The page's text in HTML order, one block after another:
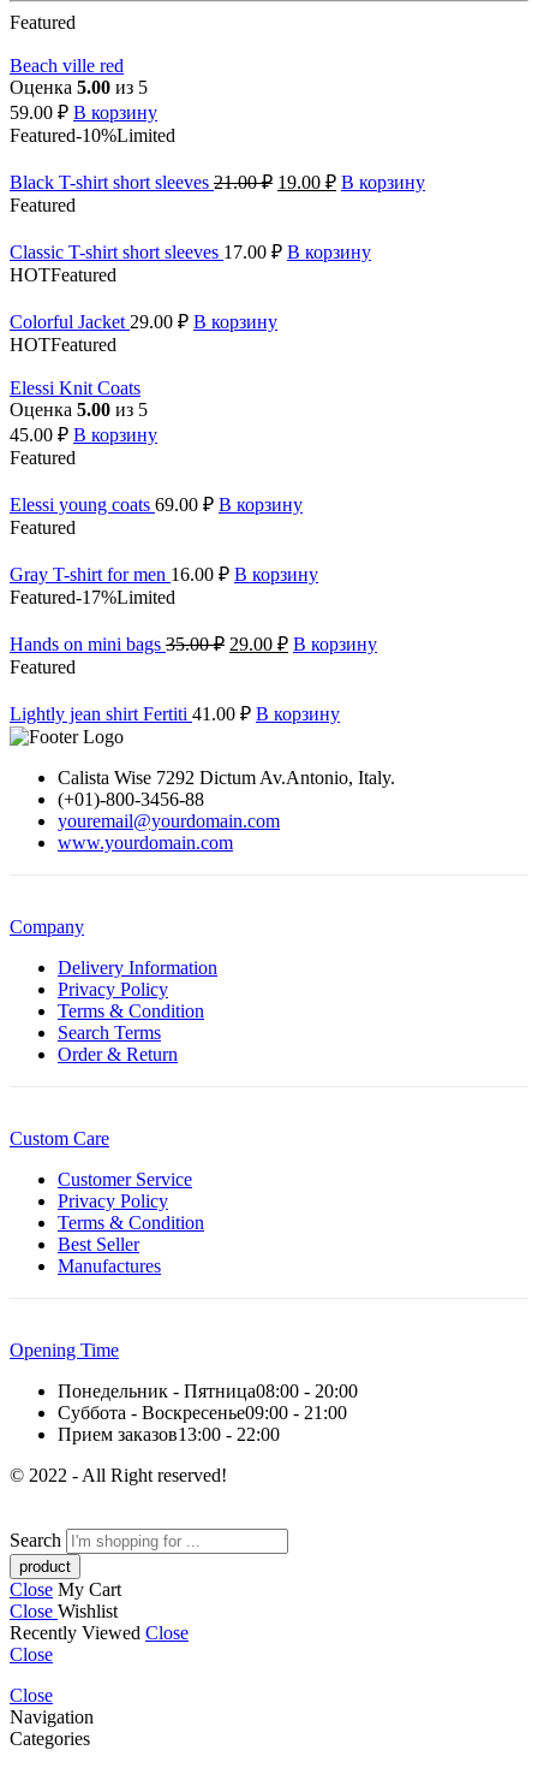
Featured
Beach ville red
Оценка 5.00 из 5
59.00 ₽ В корзину
Featured-10%Limited
Black T-shirt short sleeves 21.00₽ 19.00 ₽ В корзину
Featured
Classic T-shirt short sleeves 17.00 ₽ В корзину
HOTFeatured
Colorful Jacket29.00 ₽ В корзину
HOTFeatured
Elessi Knit Coats
Оценка 5.00 из 5
45.00 ₽ В корзину
Featured
Elessi young coats 69.00 ₽ В корзину
Featured
Gray T-shirt for men 16.00 ₽ В корзину
Featured-17%Limited
Hands on mini bags 35.00₽ 29.00 ₽ В корзину
Featured
Lightly jean shirt Fertiti 41.00 ₽ В корзину
Calista Wise 7292 Dictum Av.Antonio, Italy.
(+01)-800-3456-88
youremail@yourdomain.com
www.yourdomain.com
Company
Delivery Information
Privacy Policy
Terms & Condition
Search Terms
Order & Return
Custom Care
Customer Service
Privacy Policy
Terms & Condition
Best Seller
Manufactures
Opening Time
Понедельник - Пятница08:00 - 20:00
Суббота - Воскресенье09:00 - 21:00
Прием заказов13:00 - 22:00
© 2022 - All Right reserved!
Search
Close My Cart
Close Wishlist
Recently Viewed Close
Close
Close
Navigation
Categories